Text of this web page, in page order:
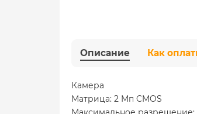
Описание Как
Камера
Матрица: 2 Мп CMOS